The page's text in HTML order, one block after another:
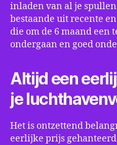
inladen van al je
bestaande uit recente
die om de 6 maand een
ondergaan en goed
Altijd een
je
Het is ontzettend
eerlijke prijs